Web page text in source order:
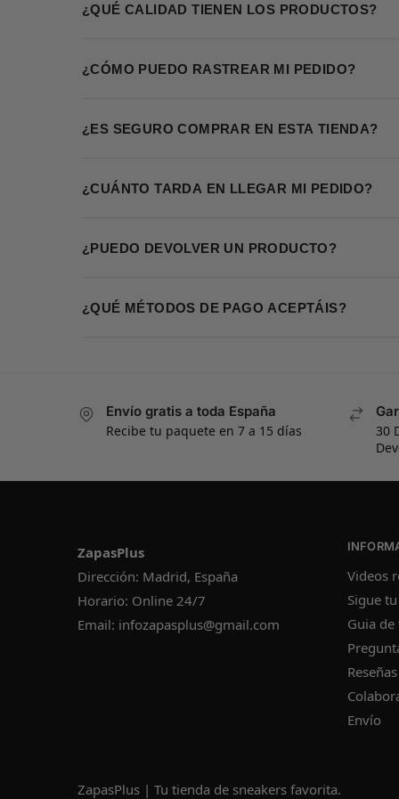
¿QUÉ CALIDAD TIENEN LOS PRODUCTOS?
¿CÓMO PUEDO RASTREAR MI PEDIDO?
¿ES SEGURO COMPRAR EN ESTA TIENDA?
¿CUÁNTO TARDA EN LLEGAR MI PEDIDO?
¿PUEDO DEVOLVER UN PRODUCTO?
¿QUÉ MÉTODOS DE PAGO ACEPTÁIS?
Envío gratis a toda España
Recibe tu paquete en 7 a 15 días
30
ZapasPlus
Dirección: Madrid, España
Horario: Online 24/7
Email: infozapasplus@gmail.com
Videos
Sigue
Guia de
Envío
ZapasPlus | Tu tienda de sneakers favorita.